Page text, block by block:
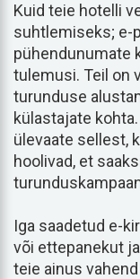
Kuid teie hotelli
suhtlemiseks; e-
pühendunumate
tulemusi. Teil on
turunduse
külastajate
ülevaate sellest,
hoolivad, et
Iga saadetud e-
või ettepanekut
teie ainus